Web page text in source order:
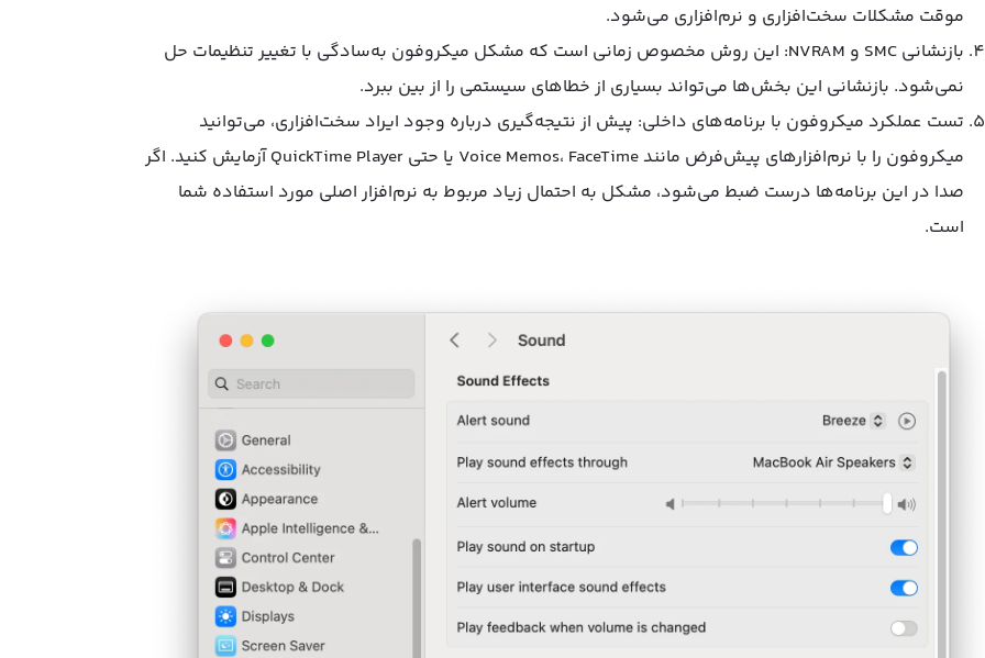
موقت مشکلات سخت‌افزاری و نرم‌افزاری می‌شود.
بازنشانی SMC و NVRAM: این روش مخصوص زمانی است که مشکل میکروفون به‌سادگی با تغییر تنظیمات حل
نمی‌شود. بازنشانی این بخش‌ها می‌تواند بسیاری از خطاهای سیستمی را از بین ببرد.
تست عملکرد میکروفون با برنامه‌های داخلی: پیش از نتیجه‌گیری درباره وجود ایراد سخت‌افزاری، می‌توانید
میکروفون را با نرم‌افزارهای پیش‌فرض مانند Voice Memos، FaceTime یا حتی QuickTime Player آزمایش کنید. اگر
صدا در این برنامه‌ها درست ضبط می‌شود، مشکل به احتمال زیاد مربوط به نرم‌افزار اصلی مورد استفاده شما
است.